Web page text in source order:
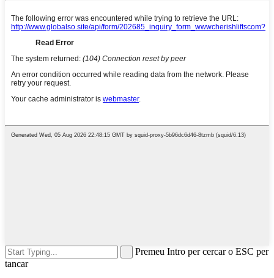
Premeu Intro per cercar o ESC per
tancar